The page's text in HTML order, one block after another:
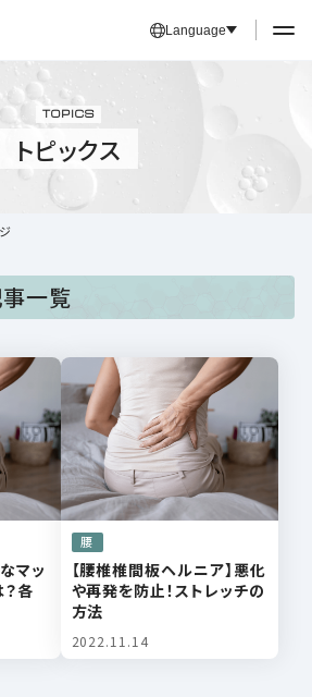
Language
TOPICS
トピックス
一覧
マッ
各
腰
【腰椎椎間板ヘルニア】悪化
や再発を防止！ストレッチの
方法
2022.11.14